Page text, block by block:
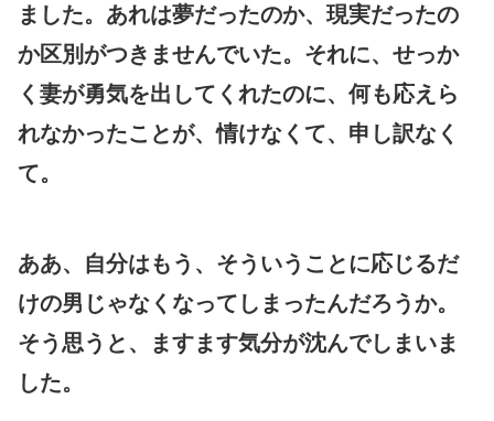
ました。あれは夢だったのか、現実だったの
か区別がつきませんでいた。それに、せっか
く妻が勇気を出してくれたのに、何も応えら
れなかったことが、情けなくて、申し訳なく
て。
ああ、自分はもう、そういうことに応じるだ
けの男じゃなくなってしまったんだろうか。
そう思うと、ますます気分が沈んでしまいま
した。